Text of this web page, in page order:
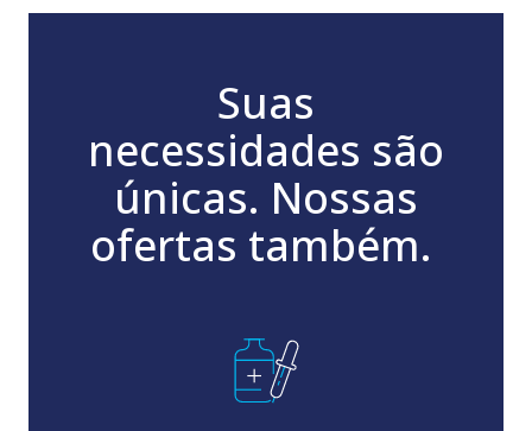
Suas
necessidades são
únicas. Nossas
ofertas também.